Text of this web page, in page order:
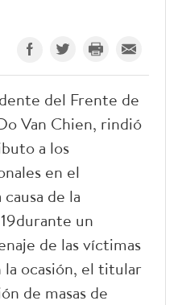
del Frente de
Van Chien, rindió
a los
en el
de la
un
de las víctimas
ocasión, el titular
de masas de